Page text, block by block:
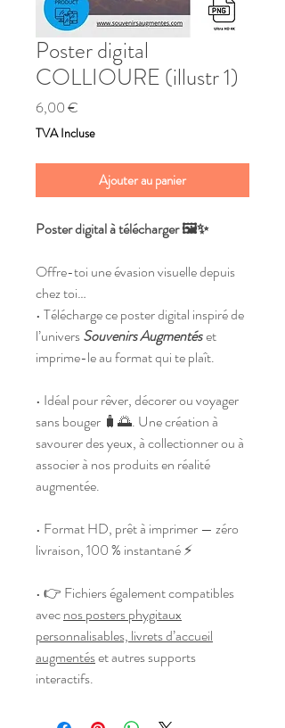
Poster digital
COLLIOURE (illustr 1)
6,00 €
TVA Incluse
Ajouter au panier
Poster digital à télécharger 🖼️✨
Offre-toi une évasion visuelle depuis
chez toi…
• Télécharge ce poster digital inspiré de
l’universSouvenirs Augmentéset
imprime-le au format qui te plaît.
• Idéal pour rêver, décorer ou voyager
sans bouger 🧳🌅. Une création à
savourer des yeux, à collectionner ou à
associer à nos produits en réalité
augmentée.
• Format HD, prêt à imprimer — zéro
livraison, 100 % instantané ⚡
• 👉 Fichiers également compatibles
avecnos posters phygitaux
personnalisables, livrets d’accueil
augmentéset autres supports
interactifs.